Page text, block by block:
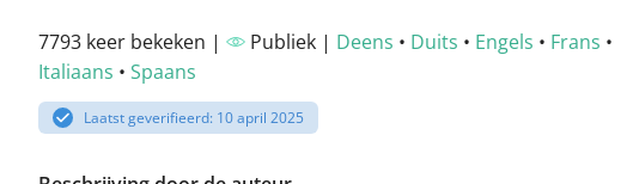
7793 keer bekeken | Publiek | Deens • Duits • Engels • Frans •
Italiaans • Spaans
Laatst geverifieerd: 10 april 2025